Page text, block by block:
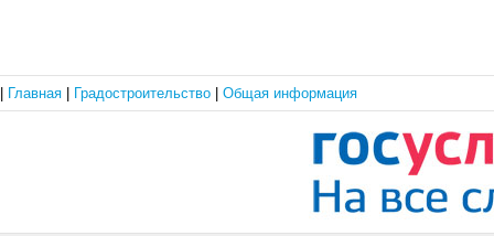
Главная Градостроительство Общая информация